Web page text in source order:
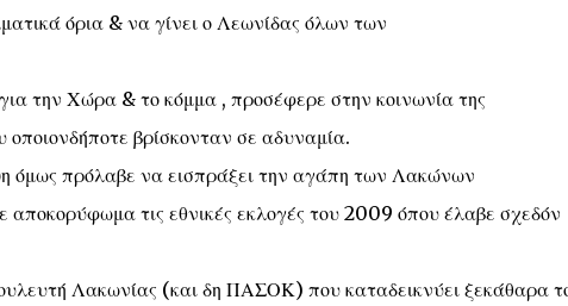
όρια & να γίνει ο Λεωνίδας όλων των
την Χώρα & το κόμμα , προσέφερε στην κοινωνία της
βρίσκονταν σε αδυναμία.
όμως πρόλαβε να εισπράξει την αγάπη των Λακώνων
αποκορύφωμα τις εθνικές εκλογές του 2009 όπου έλαβε σχεδόν
Λακωνίας (και δη ΠΑΣΟΚ) που καταδεικνύει ξεκάθαρα